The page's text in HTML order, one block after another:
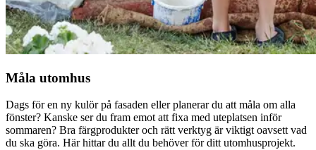
Måla utomhus
Dags för en ny kulör på fasaden eller planerar du att måla om alla
fönster? Kanske ser du fram emot att fixa med uteplatsen inför
sommaren? Bra färgprodukter och rätt verktyg är viktigt oavsett vad
du ska göra. Här hittar du allt du behöver för ditt utomhusprojekt.